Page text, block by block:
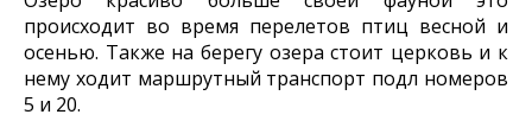
происходит во время перелетов птиц весной и
осенью. Также на берегу озера стоит церковь и к
нему ходит маршрутный транспорт подл номеров
5 и 20.